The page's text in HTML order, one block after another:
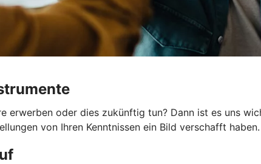
erwerben oder dies zukünftig tun? Dann ist es uns
von Ihren Kenntnissen ein Bild verschafft